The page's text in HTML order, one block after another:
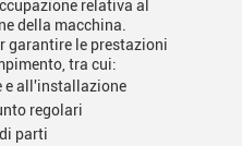
relativa al
della macchina.
garantire le prestazioni
tra cui:
e all'installazione
regolari
parti